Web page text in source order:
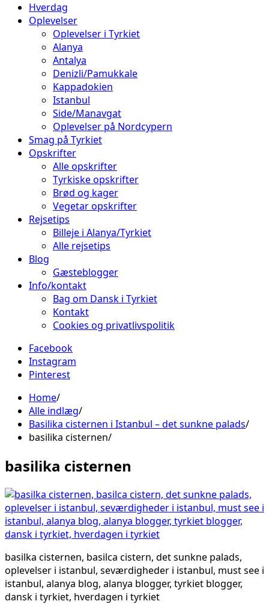
Hverdag
Oplevelser
Oplevelser i Tyrkiet
Alanya
Antalya
Denizli/Pamukkale
Kappadokien
Istanbul
Side/Manavgat
Oplevelser på Nordcypern
Smag på Tyrkiet
Opskrifter
Alle opskrifter
Tyrkiske opskrifter
Brød og kager
Vegetar opskrifter
Rejsetips
Billeje i Alanya/Tyrkiet
Alle rejsetips
Blog
Gæsteblogger
Info/kontakt
Bag om Dansk i Tyrkiet
Kontakt
Cookies og privatlivspolitik
Facebook
Instagram
Pinterest
Home
Alle indlæg
Basilika cisternen i Istanbul – det sunkne palads
basilika cisternen
basilika cisternen
basilka cisternen, basilca cistern, det sunkne palads,
oplevelser i istanbul, seværdigheder i istanbul, must see i
istanbul, alanya blog, alanya blogger, tyrkiet blogger,
dansk i tyrkiet, hverdagen i tyrkiet